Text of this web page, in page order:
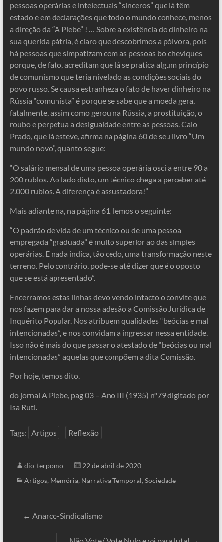
pessoas operárias e intelectuais “sinceros” que lá têm
estado e em declarações que todo o mundo conhece, menos
a direção da “A Plebe” ! … Sobre a existência do dinheiro na
sua querida pátria, é claro que descobrimos a pólvora, pois
há pessoas que simpatizam com as pessoas bolcheviques
porque, de fato, acreditam que lá se pratica algum princípio
de comunismo que teria nivelado as condições sociais do
povo russo. Se causa estranheza o fato de haver dinheiro na
Rússia “comunista” é porque se sabe que a moeda gera,
fatalmente, assim como gerou na Rússia, a prostituição, o
roubo e perpetua a desigualdade entre as pessoas. Caio
Prado, que lá esteve, afirma na página 60 de seu livro “Um
mundo novo”, quanto segue:
“O salário mensal de uma pessoa operária oscila entre 90 a
200 rublos. Ao lado disto, um técnico chega a perceber até
2.000 rublos. A diferença é assustadora!”
Mais adiante na, na página 61, lemos o seguinte:
“O padrão de vida de um técnico ou de uma pessoa
empregada “graduada” é muito superior ao das simples
operárias. E nada indica, tão cedo, uma transformação neste
terreno. Pelo contrário, pode-se até dizer que é o oposto
que se está apresentado”.
Encerramos estas linhas devolvendo intacto o convite que
nos fazem para dar a nossa adesão a Comissão Jurídica de
Inquérito Popular. Nos atribuem qualidades “beócias e mal
intencionadas”, e nos convidam a ingressar nessa entidade.
Isso não é mais do que passar o atestado de “beócias ou mal
intencionadas” aquelas que compõem a dita Comissão.
Por hoje, temos dito.
do jornal A Plebe, pag 03 – Ano III (1935) nº79 digitado por
Isa Ruti.
Tags: Artigos Reflexão
dio-terpomo
22 de abril de 2020
Artigos, Memória, Narrativa Temporal, Sociedade
← Anarco-Sindicalismo